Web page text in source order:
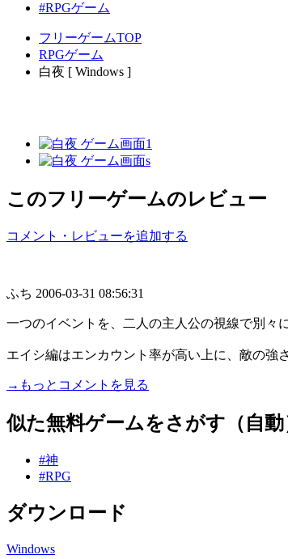
#RPGゲーム
フリーゲームTOP
RPGゲーム
白夜 [ Windows ]
このフリーゲームのレビュー
コメント・レビューを追加する
ふち 2006-03-31 08:56:31
一つのイベントを、二人の主人公の視線で別々
エイシ編はエンカウント率が高い上に、敵の強
→もっとコメントを見る
似た無料ゲームをさがす（自動
#神
#RPG
ダウンロード
Windows